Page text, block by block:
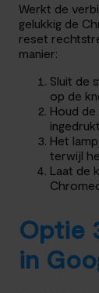
Werkt de
gelukkig de
reset
manier:
Sluit de
op de
Houd
Het
terwijl
Laat de
Optie
in